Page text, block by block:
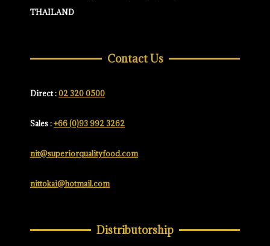
THAILAND
Contact Us
Direct :02 320 0500
Sales :+66 (0)93 992 3262
nit@superiorqualityfood.com
nittokai@hotmail.com
Distributorship